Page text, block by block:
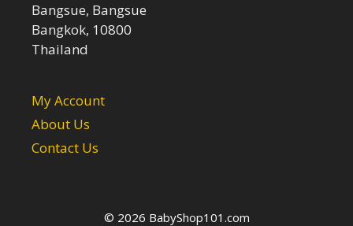
Bangsue, Bangsue
Bangkok, 10800
Thailand
My Account
About Us
Contact Us
© 2026 BabyShop101.com